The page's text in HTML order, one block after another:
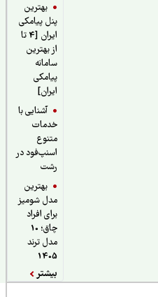
بهترین
پنل پیامکی
ایران [4 تا
از بهترین
سامانه
پیامکی
آشنایی با
خدمات
اسنپ‌فود در
بهترین
مدل شومیز
برای افراد
چاق؛ 10
مدل ترند